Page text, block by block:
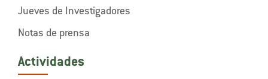
Jueves de Investigadores
Notas de prensa
Actividades